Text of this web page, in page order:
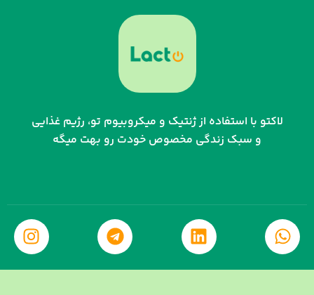
لاکتو با استفاده از ژنتیک و میکروبیوم تو، رژیم غذایی
و سبک زندگی مخصوص خودت رو بهت میگه
Instagram Telegram Linkedin